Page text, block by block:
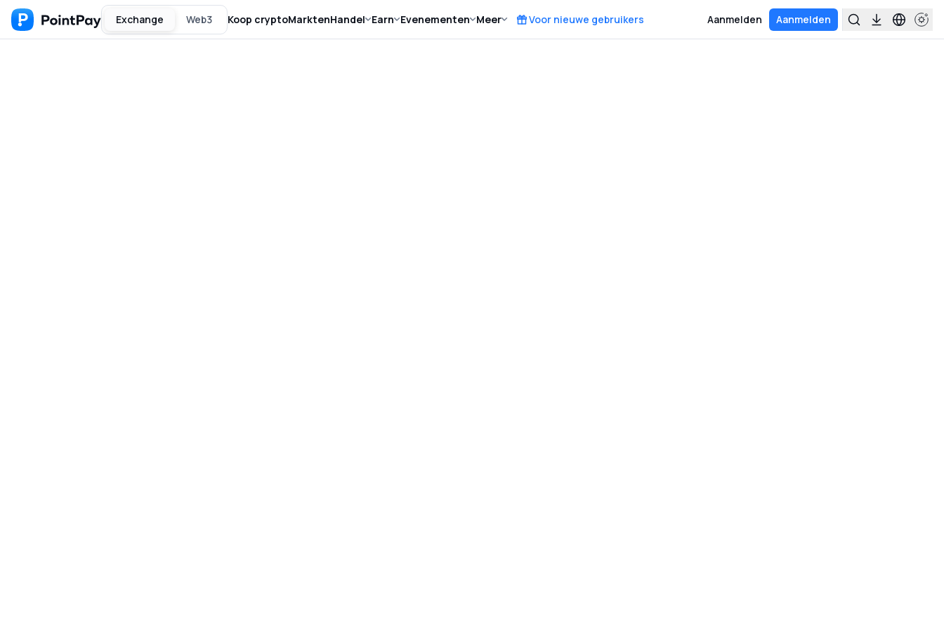
Exchange Web3 Koop cryptoMarktenHandel Earn Evenementen Meer Voor nieuwe gebruikers Aanmelden Aanmelden